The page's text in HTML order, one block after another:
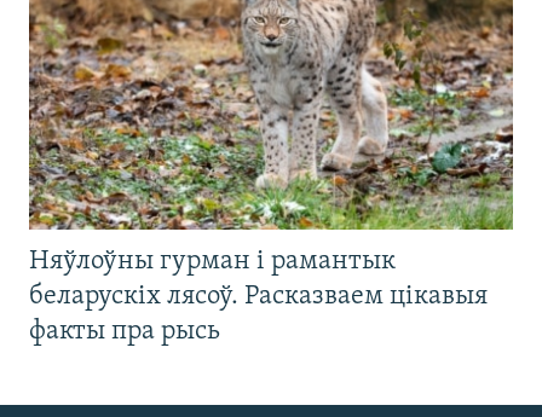
Няўлоўны гурман і рамантык
беларускіх лясоў. Расказваем цікавыя
факты пра рысь